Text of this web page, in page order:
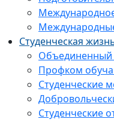
Студенческая
Объединенный
Профком
Студенческие
Студенческие